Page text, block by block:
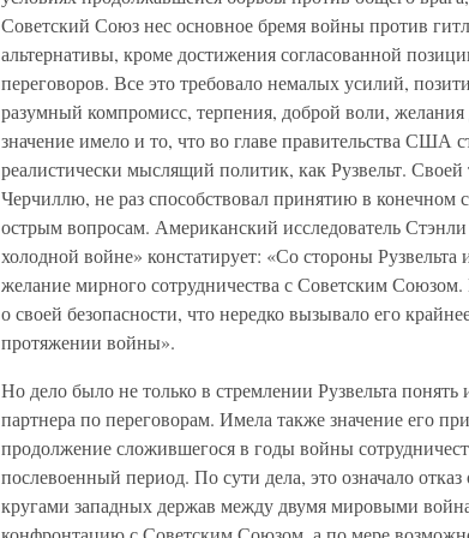
Советский Союз нес основное бремя войны против
альтернативы, кроме достижения согласованной
переговоров. Все это требовало немалых усилий,
разумный компромисс, терпения, доброй воли,
значение имело и то, что во главе правительства США
реалистически мыслящий политик, как Рузвельт.
Черчиллю, не раз способствовал принятию в конечном
острым вопросам. Американский исследователь
холодной войне» констатирует: «Со стороны
желание мирного сотрудничества с Советским
о своей безопасности, что нередко вызывало его
протяжении войны».
Но дело было не только в стремлении Рузвельта
партнера по переговорам. Имела также значение его
продолжение сложившегося в годы войны
послевоенный период. По сути дела, это означало
кругами западных держав между двумя мировыми